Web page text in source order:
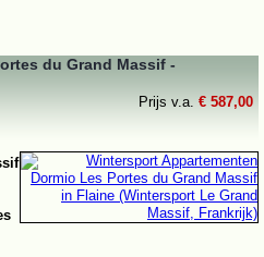
du Grand Massif -
Prijs v.a. € 587,00